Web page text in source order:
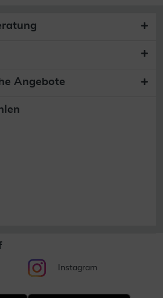
Angebote
Instagram